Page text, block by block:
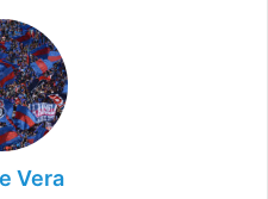
Vera